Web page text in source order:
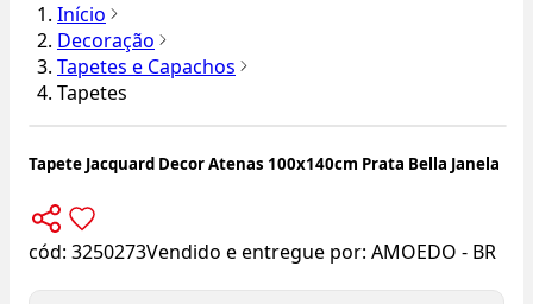
Início
Decoração
Tapetes e Capachos
Tapetes
Tapete Jacquard Decor Atenas 100x140cm Prata Bella Janela
cód: 3250273Vendido e entregue por: AMOEDO - BR